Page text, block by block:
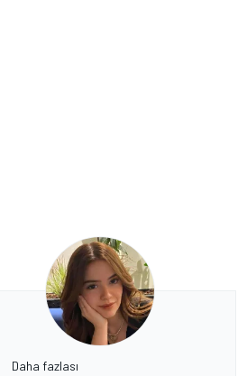
Daha fazlası